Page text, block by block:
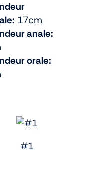
17cm
anale:
orale:
#1